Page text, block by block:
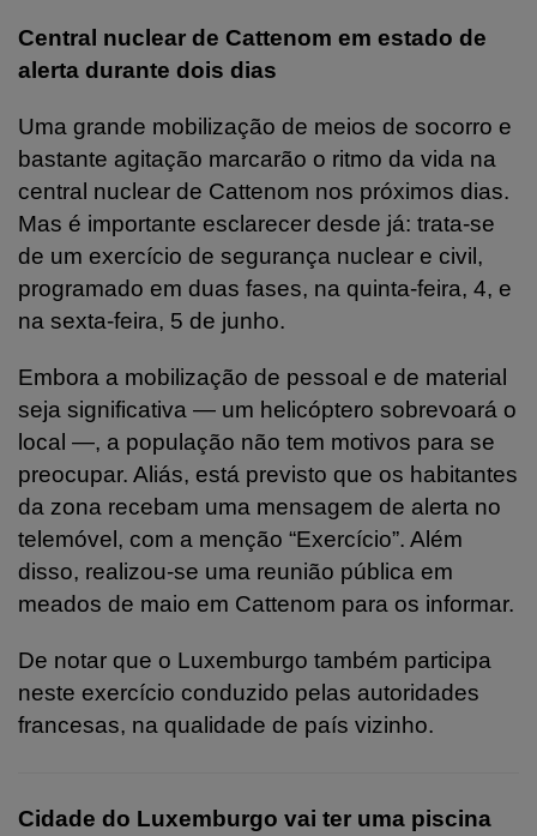
Central nuclear de Cattenom em estado de
alerta durante dois dias
Uma grande mobilização de meios de socorro e
bastante agitação marcarão o ritmo da vida na
central nuclear de Cattenom nos próximos dias.
Mas é importante esclarecer desde já: trata-se
de um exercício de segurança nuclear e civil,
programado em duas fases, na quinta-feira, 4, e
na sexta-feira, 5 de junho.
Embora a mobilização de pessoal e de material
seja significativa — um helicóptero sobrevoará o
local —, a população não tem motivos para se
preocupar. Aliás, está previsto que os habitantes
da zona recebam uma mensagem de alerta no
telemóvel, com a menção “Exercício”. Além
disso, realizou-se uma reunião pública em
meados de maio em Cattenom para os informar.
De notar que o Luxemburgo também participa
neste exercício conduzido pelas autoridades
francesas, na qualidade de país vizinho.
Cidade do Luxemburgo vai ter uma piscina